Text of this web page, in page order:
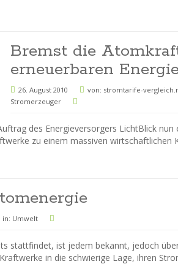
Bremst die
erneuerbaren
26. August 2010 von: stromtarife-
Stromerzeuger
des Energieversorgers LichtBlick
zu einem massiven wirtschaftlichen
in: Umwelt
stattfindet, ist jedem bekannt, jedoch
in die schwierige Lage, ihren